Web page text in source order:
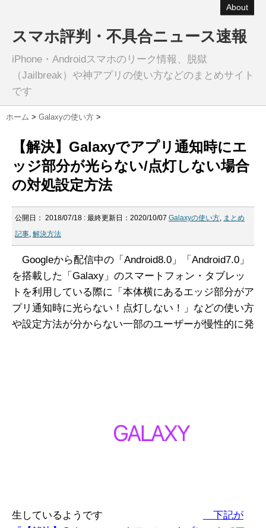
About
スマホ評判・不具合ニュース速報
iPhone・Androidスマホのリーク情報、脱獄
（Jailbreak）や神アプリの使い方などのまとめサイト
です
ホーム > Galaxyの使い方 >
【解決】Galaxyでアプリ通知時にエ
ッジ部分が光らない/点灯しない場合
の対処設定方法
公開日： 2018/07/18 : 最終更新日：2020/10/07 Galaxyの使い方, まとめ
記事, 解決方法
Googleから配信中の「Android8.0」「Android7.0」
を搭載した「Galaxy」のスマートフォン・タブレッ
トを利用している際に「本体横にあるエッジ部分がア
プリ通知時に光らない！点灯しない！」などの使い方
や設定方法が分からない一部のユーザーが慢性的に発
生しているようです
下記が